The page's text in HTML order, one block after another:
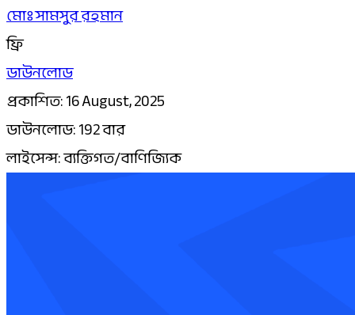
মোঃ সামসুর রহমান
ফ্রি
ডাউনলোড
প্রকাশিত: 16 August, 2025
ডাউনলোড: 192 বার
লাইসেন্স: ব্যক্তিগত/বাণিজ্যিক